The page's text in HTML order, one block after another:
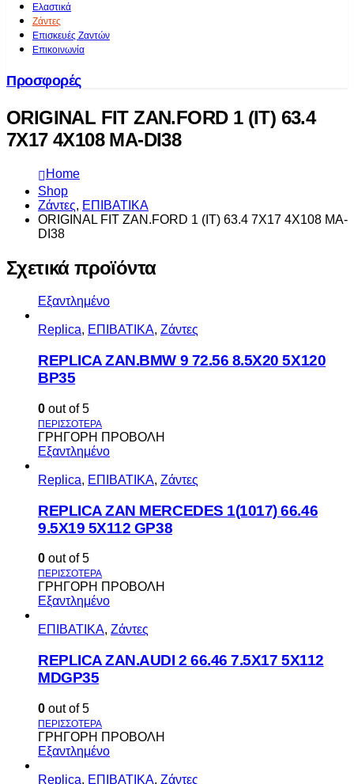
Ελαστικά
Ζάντες
Επισκευές Ζαντών
Επικοινωνία
Προσφορές
ORIGINAL FIT ZAN.FORD 1 (IT) 63.4
7X17 4X108 MA-DI38
Home
Shop
Ζάντες, ΕΠΙΒΑΤΙΚΑ
ORIGINAL FIT ZAN.FORD 1 (IT) 63.4 7X17 4X108 MA-
DI38
Σχετικά προϊόντα
Εξαντλημένο
Replica, ΕΠΙΒΑΤΙΚΑ, Ζάντες
REPLICA ZAN.BMW 9 72.56 8.5X20 5X120
BP35
0 out of 5
ΓΡΗΓΟΡΗ ΠΡΟΒΟΛΗ
Εξαντλημένο
Replica, ΕΠΙΒΑΤΙΚΑ, Ζάντες
REPLICA ZAN MERCEDES 1(1017) 66.46
9.5X19 5X112 GP38
0 out of 5
ΓΡΗΓΟΡΗ ΠΡΟΒΟΛΗ
Εξαντλημένο
ΕΠΙΒΑΤΙΚΑ, Ζάντες
REPLICA ZAN.AUDI 2 66.46 7.5X17 5X112
MDGP35
0 out of 5
ΓΡΗΓΟΡΗ ΠΡΟΒΟΛΗ
Εξαντλημένο
Replica, ΕΠΙΒΑΤΙΚΑ, Ζάντες